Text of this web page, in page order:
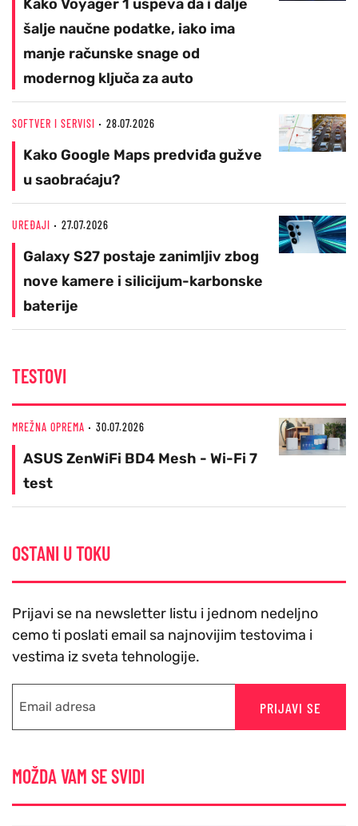
Kako Voyager 1 uspeva da i dalje
šalje naučne podatke, iako ima
manje računske snage od
modernog ključa za auto
SOFTVER I SERVISI 28.07.2026
Kako Google Maps predviđa gužve
u saobraćaju?
UREĐAJI 27.07.2026
Galaxy S27 postaje zanimljiv zbog
nove kamere i silicijum-karbonske
baterije
TESTOVI
MREŽNA OPREMA 30.07.2026
ASUS ZenWiFi BD4 Mesh - Wi-Fi 7
test
OSTANI U TOKU
Prijavi se na newsletter listu i jednom nedeljno
cemo ti poslati email sa najnovijim testovima i
vestima iz sveta tehnologije.
PRIJAVI SE
MOŽDA VAM SE SVIDI